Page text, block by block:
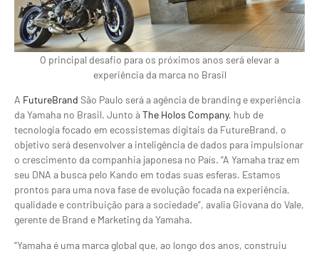
O principal desafio para os próximos anos será elevar a
experiência da marca no Brasil
A FutureBrand São Paulo será a agência de branding e experiência
da Yamaha no Brasil. Junto àThe Holos Company, hub de
tecnologia focado em ecossistemas digitais da FutureBrand, o
objetivo será desenvolver a inteligência de dados para impulsionar
o crescimento da companhia japonesa no País. “A Yamaha traz em
seu DNA a busca pelo Kando em todas suas esferas. Estamos
prontos para uma nova fase de evolução focada na experiência,
qualidade e contribuição para a sociedade”, avalia Giovana do Vale,
gerente de Brand e Marketing da Yamaha.
“Yamaha é uma marca global que, ao longo dos anos, construiu